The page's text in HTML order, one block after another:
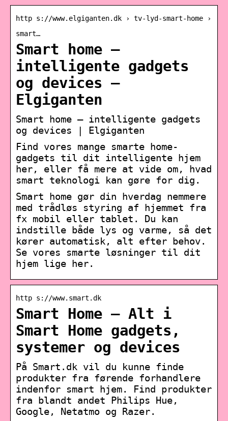
http s://www.elgiganten.dk › tv-lyd-smart-home ›
smart…
Smart home –
intelligente gadgets
og devices –
Elgiganten
Smart home – intelligente gadgets
og devices | Elgiganten
Find vores mange smarte home-
gadgets til dit intelligente hjem
her, eller få mere at vide om, hvad
smart teknologi kan gøre for dig.
Smart home gør din hverdag nemmere
med trådløs styring af hjemmet fra
fx mobil eller tablet. Du kan
indstille både lys og varme, så det
kører automatisk, alt efter behov.
Se vores smarte løsninger til dit
hjem lige her.
http s://www.smart.dk
Smart Home – Alt i
Smart Home gadgets,
systemer og devices
På Smart.dk vil du kunne finde
produkter fra førende forhandlere
indenfor smart hjem. Find produkter
fra blandt andet Philips Hue,
Google, Netatmo og Razer.